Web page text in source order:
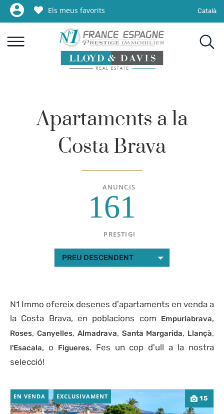
Els meus favorits Català
Apartaments a la
Costa Brava
ANUNCIS
161
PRESTIGI
PREU DESCENDENT
N1 Immo ofereix desenes d'apartaments en venda a
la Costa Brava, en poblacions com
Empuriabrava,
Roses, Canyelles, Almadrava, Santa Margarida, Llançà,
l'Esacala, o Figueres. Fes un cop d'ull a la nostra
selecció!
15
EN VENDA EXCLUSIVAMENT